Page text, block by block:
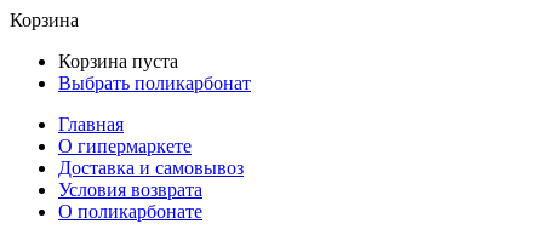
Корзина
Корзина пуста
Выбрать поликарбонат
Главная
О гипермаркете
Доставка и самовывоз
Условия возврата
О поликарбонате